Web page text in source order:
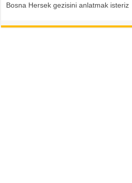
Bosna Hersek gezisini anlatmak isteriz